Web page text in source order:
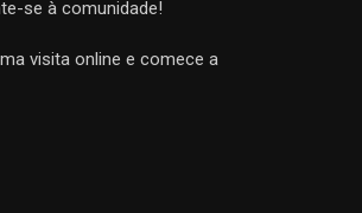
se à comunidade!
visita online e comece a